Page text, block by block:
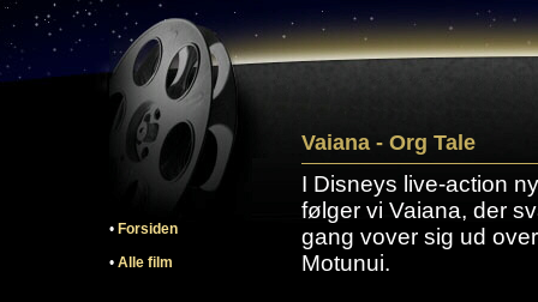
• Forsiden
• Alle film
Vaiana - Org Tale
I Disneys live-action
følger vi Vaiana, der
gang vover sig ud
Motunui.